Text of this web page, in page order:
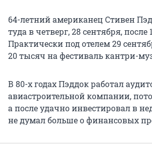
64-летний американец Стивен
туда в четверг, 28 сентября, после
Практически под отелем 29
20 тысяч на фестиваль кантри-
В 80-х годах Пэддок работал
авиастроительной компании,
а после удачно инвестировал в
не думал больше о финансовых